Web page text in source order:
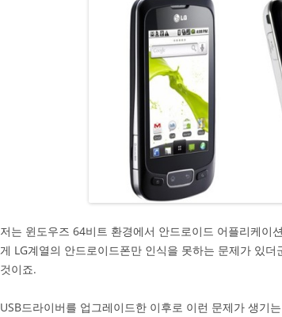
저는 윈도우즈 64비트 환경에서 안드로이드 어플리케이
게 LG계열의 안드로이드폰만 인식을 못하는 문제가 있
것이죠.
USB드라이버를 업그레이드한 이후로 이런 문제가 생기